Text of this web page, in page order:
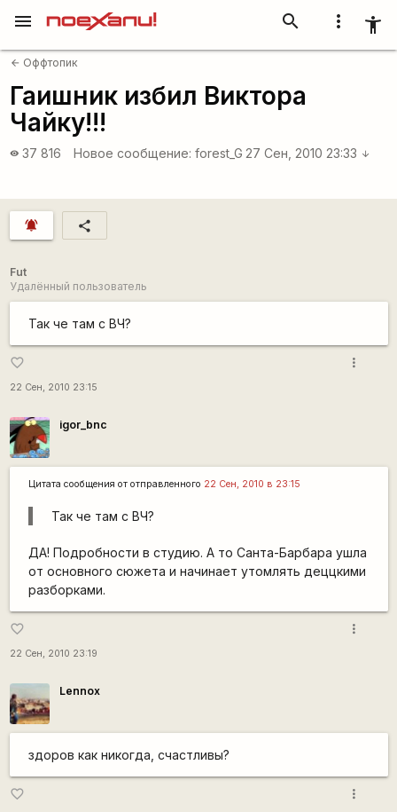
more_vert accessibility_new
search
menu
arrow_back Оффтопик
Гаишник избил Виктора
Чайку!!!
visibility 37 816 Новое сообщение: forest_G 27 Сен, 2010 23:33 arrow_downward
notifications_active share
Fut
Удалённый пользователь
Так че там с ВЧ?
favorite_border
22 Сен, 2010 23:15
more_vert
igor_bnc
Цитата сообщения от отправленного 22 Сен, 2010 в 23:15
Так че там с ВЧ?
ДА! Подробности в студию. А то Санта-Барбара ушла
от основного сюжета и начинает утомлять деццкими
разборками.
favorite_border
22 Сен, 2010 23:19
more_vert
Lennox
здоров как никогда, счастливы?
favorite_border more_vert